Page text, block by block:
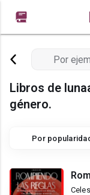
Libros de
género.
Por